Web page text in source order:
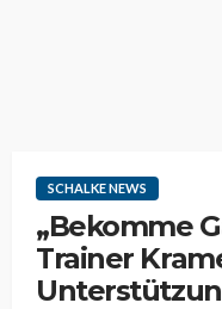
SCHALKE NEWS
„Bekomme
Trainer